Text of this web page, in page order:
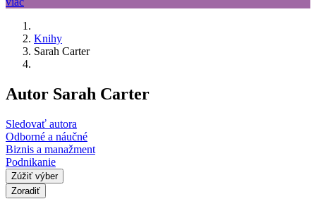
Knihy
Sarah Carter
Autor Sarah Carter
Sledovať autora
Odborné a náučné
Biznis a manažment
Podnikanie
Zúžiť výber
Zoradiť